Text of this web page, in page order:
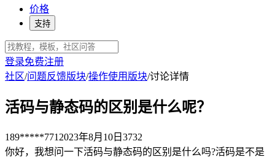
价格
支持
登录免费注册
社区/问题反馈版块/操作使用版块/讨论详情
活码与静态码的区别是什么呢？
189*****771 2023年8月10日 3732
你好，我想问一下活码与静态码的区别是什么吗?活码是不是